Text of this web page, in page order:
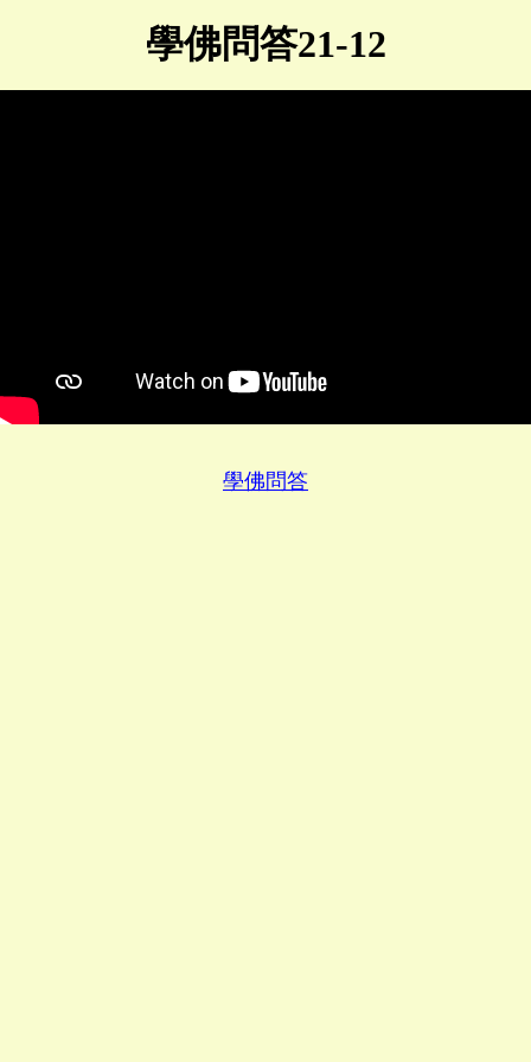
學佛問答21-12
學佛問答